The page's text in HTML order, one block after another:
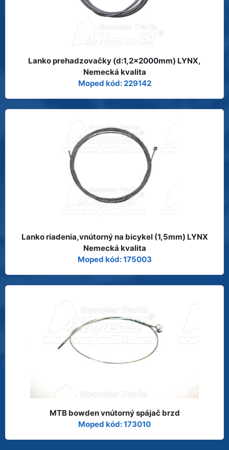
Lanko prehadzovačky (d:1,2x2000mm) LYNX,
Nemecká kvalita
Moped kód: 229142
Lanko riadenia,vnútorný na bicykel (1,5mm) LYNX
Nemecká kvalita
Moped kód: 175003
MTB bowden vnútorný spájač brzd
Moped kód: 173010